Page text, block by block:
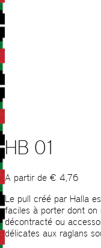
HB 01
A partir de € 4,76
Le pull créé par Halla
faciles à porter dont on
décontracté ou
délicates aux raglans